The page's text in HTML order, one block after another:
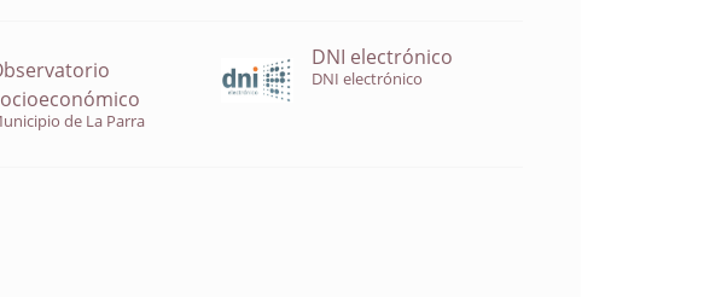
de La Parra
DNI electrónico
DNI electrónico